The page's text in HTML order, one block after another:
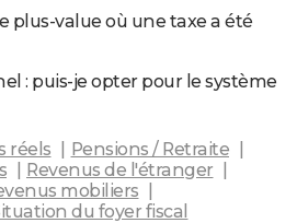
plus-value où une taxe a été
: puis-je opter pour le système
réels
Pensions / Retraite
Revenus de l'étranger
mobiliers
du foyer fiscal